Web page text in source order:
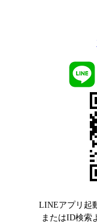
LINEアプリ起
またはID検索